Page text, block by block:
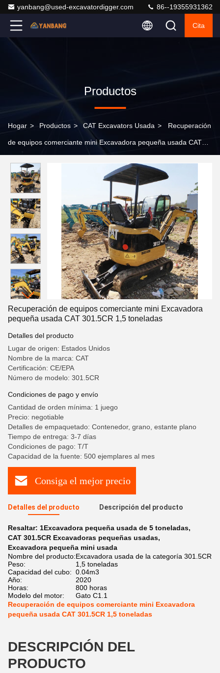
yanbang@used-excavatordigger.com 86--19355931362
Cita
Productos
Hogar > Productos > CAT Excavators Usada > Recuperación
de equipos comerciante mini Excavadora pequeña usada CAT
Recuperación de equipos comerciante mini Excavadora
pequeña usada CAT 301.5CR 1,5 toneladas
Detalles del producto
Lugar de origen: Estados Unidos
Nombre de la marca: CAT
Certificación: CE/EPA
Número de modelo: 301.5CR
Condiciones de pago y envío
Cantidad de orden mínima: 1 juego
Precio: negotiable
Detalles de empaquetado: Contenedor, grano, estante plano
Tiempo de entrega: 3-7 días
Condiciones de pago: T/T
Capacidad de la fuente: 500 ejemplares al mes
Consiga el mejor precio
Detalles del producto Descripción del producto
Resaltar: 1Excavadora pequeña usada de 5 toneladas,
CAT 301.5CR Excavadoras pequeñas usadas,
Excavadora pequeña mini usada
Nombre del producto:Excavadora usada de la categoría 301.5CR
Peso:
1,5 toneladas
Capacidad del cubo: 0.04m3
Año:
2020
Horas:
800 horas
Modelo del motor:
Gato C1.1
Recuperación de equipos comerciante mini Excavadora
pequeña usada CAT 301.5CR 1,5 toneladas
DESCRIPCIÓN DEL
PRODUCTO